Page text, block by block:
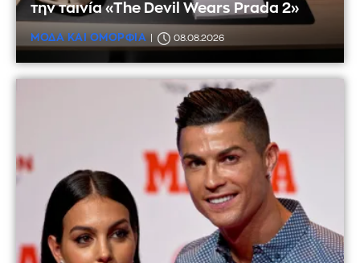
την ταινία «The Devil Wears Prada 2»
ΜΟΔΑ ΚΑΙ ΟΜΟΡΦΙΑ 08.08.2026